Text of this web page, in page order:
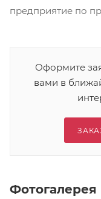
предприятие по
Оформите
вами в
Фотогалерея